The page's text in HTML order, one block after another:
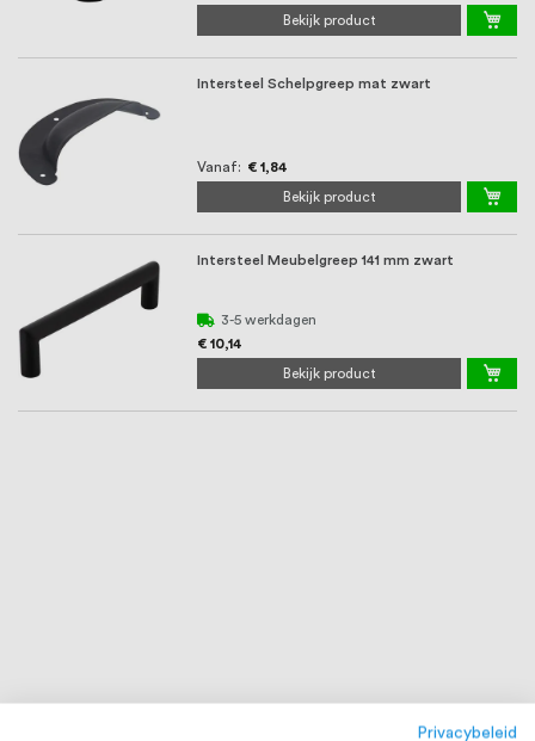
Bekijk product
Intersteel Schelpgreep mat zwart
Vanaf € 1,84
Bekijk product
Intersteel Meubelgreep 141 mm zwart
3-5 werkdagen
€ 10,14
Bekijk product
Privacybeleid